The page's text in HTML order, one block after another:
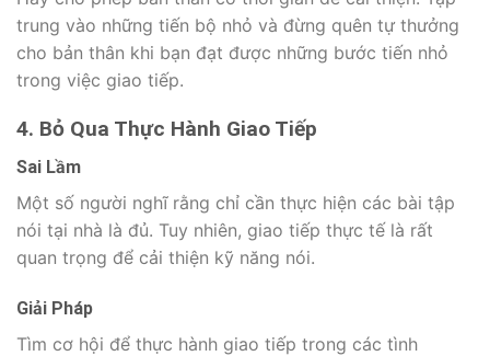
trung vào những tiến bộ nhỏ và đừng quên tự thưởng
cho bản thân khi bạn đạt được những bước tiến nhỏ
trong việc giao tiếp.
4. Bỏ Qua Thực Hành Giao Tiếp
Sai Lầm
Một số người nghĩ rằng chỉ cần thực hiện các bài tập
nói tại nhà là đủ. Tuy nhiên, giao tiếp thực tế là rất
quan trọng để cải thiện kỹ năng nói.
Giải Pháp
Tìm cơ hội để thực hành giao tiếp trong các tình